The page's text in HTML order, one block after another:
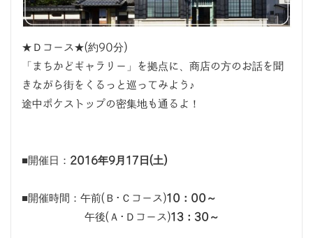
★Ｄコース★(約90分)
「まちかどギャラリー」を拠点に、商店の方のお話を聞
きながら街をくるっと巡ってみよう♪
途中ポケストップの密集地も通るよ！
■開催日： 2016年9月17日(土)
■開催時間：午前(Ｂ･Ｃコース)10：00～
午後(Ａ･Ｄコース)13：30～